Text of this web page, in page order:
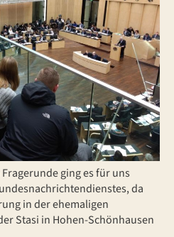
ging es für uns
da
in der ehemaligen
Stasi in Hohen-Schönhausen